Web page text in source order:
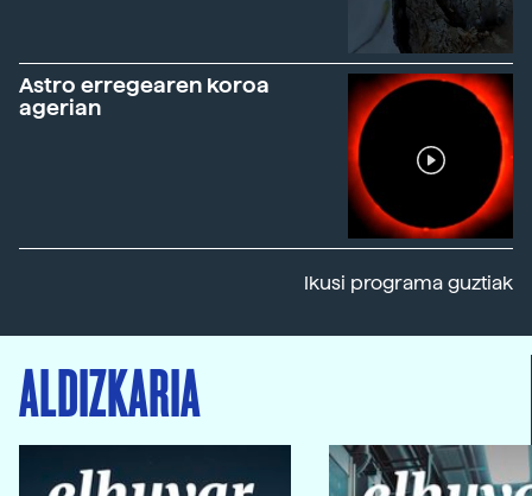
Astro erregearen koroa
agerian
Ikusi programa guztiak
ALDIZKARIA